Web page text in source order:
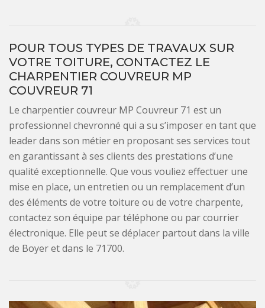
POUR TOUS TYPES DE TRAVAUX SUR
VOTRE TOITURE, CONTACTEZ LE
CHARPENTIER COUVREUR MP
COUVREUR 71
Le charpentier couvreur MP Couvreur 71 est un
professionnel chevronné qui a su s’imposer en tant que
leader dans son métier en proposant ses services tout
en garantissant à ses clients des prestations d’une
qualité exceptionnelle. Que vous vouliez effectuer une
mise en place, un entretien ou un remplacement d’un
des éléments de votre toiture ou de votre charpente,
contactez son équipe par téléphone ou par courrier
électronique. Elle peut se déplacer partout dans la ville
de Boyer et dans le 71700.